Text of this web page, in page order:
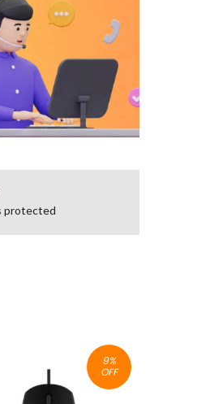
protected
9%
OFF